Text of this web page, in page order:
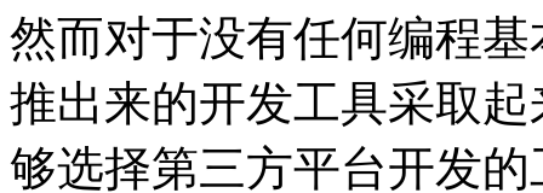
然而对于没有任何编程
推出来的开发工具采取
够选择第三方平台开发